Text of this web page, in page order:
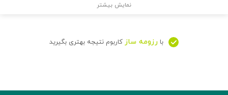
نمایش بیشتر
با رزومه ساز کاربوم نتیجه بهتری بگیرید